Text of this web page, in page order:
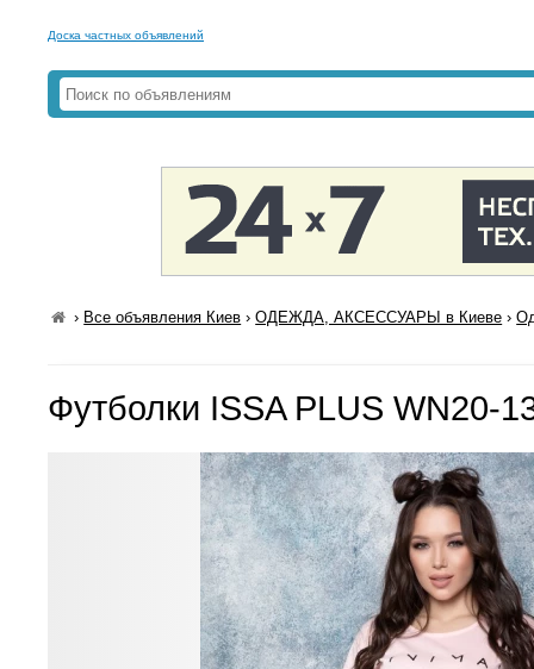
Доска частных объявлений
› Все объявления Киев ›ОДЕЖДА, АКСЕССУАРЫ в Киеве ›
Футболки ISSA PLUS WN20-